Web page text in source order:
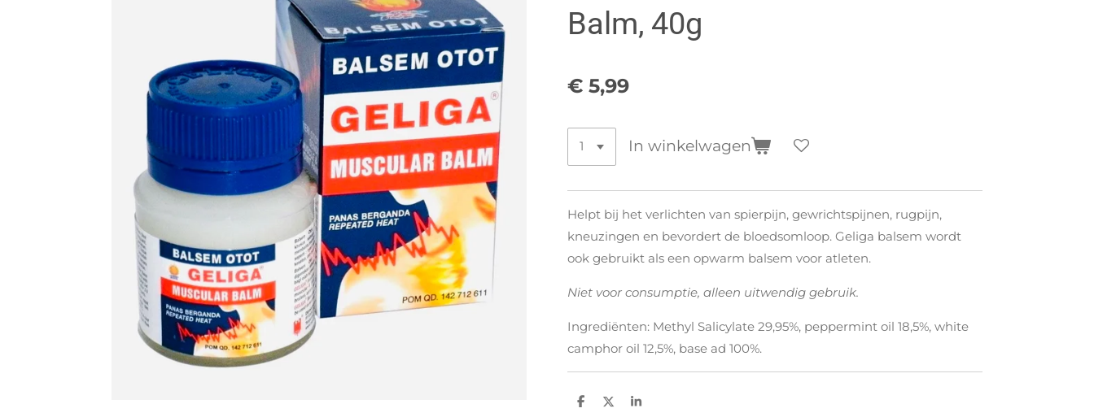
Balm, 40g
€ 5,99
In winkelwagen
Helpt bij het verlichten van spierpijn, gewrichtspijnen, rugpijn,
kneuzingen en bevordert de bloedsomloop. Geliga balsem wordt
ook gebruikt als een opwarm balsem voor atleten.
Niet voor consumptie, alleen uitwendig gebruik.
Ingrediënten: Methyl Salicylate 29,95%, peppermint oil 18,5%, white
camphor oil 12,5%, base ad 100%.
D
D
S